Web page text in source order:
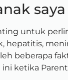
untuk
hepatitis,
beberapa
ini ketika